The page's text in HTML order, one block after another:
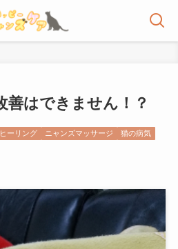
善はできません！？
ーリング ニャンズマッサージ
猫の病気